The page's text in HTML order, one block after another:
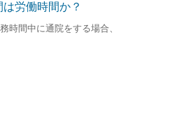
労働時間か？
時間中に通院をする場合、